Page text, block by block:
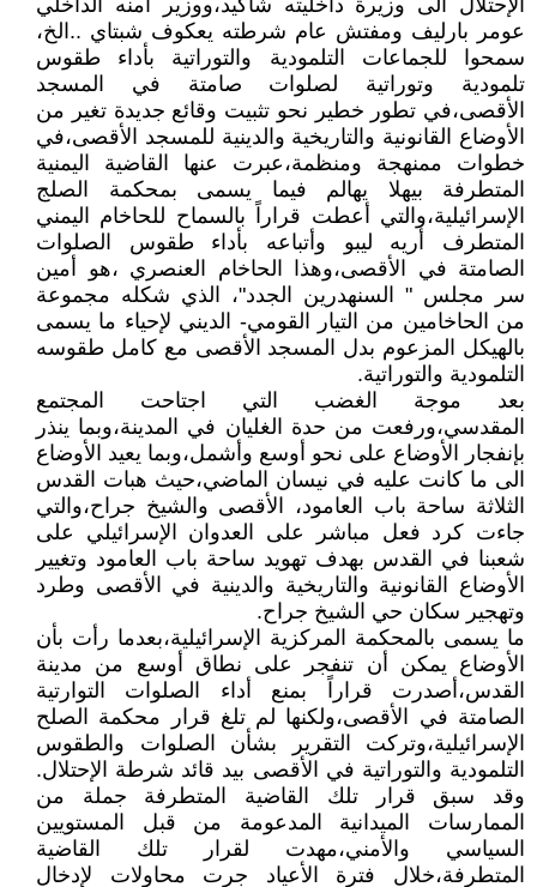
الإحتلال الى وزيرة داخليته شاكيد،ووزير أمنه الداخلي
عومر بارليف ومفتش عام شرطته يعكوف شبتاي ..الخ،
سمحوا للجماعات التلمودية والتوراتية بأداء طقوس
تلمودية وتوراتية لصلوات صامتة في المسجد
الأقصى،في تطور خطير نحو تثبيت وقائع جديدة تغير من
الأوضاع القانونية والتاريخية والدينية للمسجد الأقصى،في
خطوات ممنهجة ومنظمة،عبرت عنها القاضية اليمنية
المتطرفة بيهلا يهالم فيما يسمى بمحكمة الصلج
الإسرائيلية،والتي أعطت قراراً بالسماح للحاخام اليمني
المتطرف أريه ليبو وأتباعه بأداء طقوس الصلوات
الصامتة في الأقصى،وهذا الحاخام العنصري ،هو أمين
سر مجلس " السنهدرين الجدد"، الذي شكله مجموعة
من الحاخامين من التيار القومي- الديني لإحياء ما يسمى
بالهيكل المزعوم بدل المسجد الأقصى مع كامل طقوسه
التلمودية والتوراتية.
بعد موجة الغضب التي اجتاحت المجتمع
المقدسي،ورفعت من حدة الغليان في المدينة،وبما ينذر
بإنفجار الأوضاع على نحو أوسع وأشمل،وبما يعيد الأوضاع
الى ما كانت عليه في نيسان الماضي،حيث هبات القدس
الثلاثة ساحة باب العامود، الأقصى والشيخ جراح،والتي
جاءت كرد فعل مباشر على العدوان الإسرائيلي على
شعبنا في القدس بهدف تهويد ساحة باب العامود وتغيير
الأوضاع القانونية والتاريخية والدينية في الأقصى وطرد
وتهجير سكان حي الشيخ جراح.
ما يسمى بالمحكمة المركزية الإسرائيلية،بعدما رأت بأن
الأوضاع يمكن أن تنفجر على نطاق أوسع من مدينة
القدس،أصدرت قراراً بمنع أداء الصلوات التوارتية
الصامتة في الأقصى،ولكنها لم تلغ قرار محكمة الصلح
الإسرائيلية،وتركت التقرير بشأن الصلوات والطقوس
التلمودية والتوراتية في الأقصى بيد قائد شرطة الإحتلال.
وقد سبق قرار تلك القاضية المتطرفة جملة من
الممارسات الميدانية المدعومة من قبل المستويين
السياسي والأمني،مهدت لقرار تلك القاضية
المتطرفة،خلال فترة الأعياد جرت محاولات لإدخال